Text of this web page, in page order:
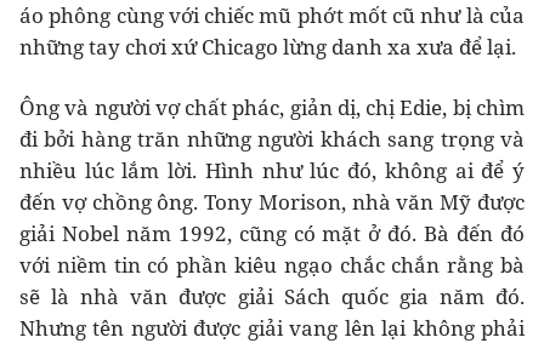
áo phông cùng với chiếc mũ phớt mốt cũ như là của
những tay chơi xứ Chicago lừng danh xa xưa để lại.
Ông và người vợ chất phác, giản dị, chị Edie, bị chìm
đi bởi hàng trăn những người khách sang trọng và
nhiều lúc lắm lời. Hình như lúc đó, không ai để ý
đến vợ chồng ông. Tony Morison, nhà văn Mỹ được
giải Nobel năm 1992, cũng có mặt ở đó. Bà đến đó
với niềm tin có phần kiêu ngạo chắc chắn rằng bà
sẽ là nhà văn được giải Sách quốc gia năm đó.
Nhưng tên người được giải vang lên lại không phải